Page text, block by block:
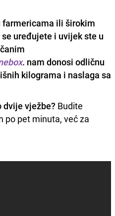
farmericama ili širokim
uređujete i uvijek ste u
. nam donosi odličnu
kilograma i naslaga sa
dvije vježbe? Budite
po pet minuta, već za